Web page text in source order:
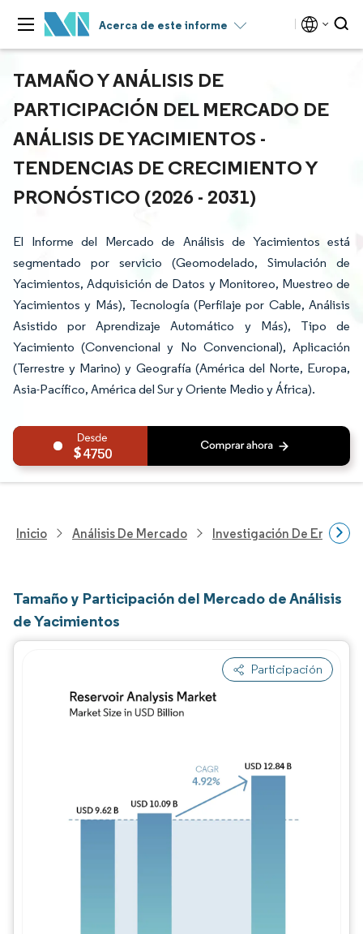
Acerca de este informe
TAMAÑO Y ANÁLISIS DE
PARTICIPACIÓN DEL MERCADO DE
ANÁLISIS DE YACIMIENTOS -
TENDENCIAS DE CRECIMIENTO Y
PRONÓSTICO (2026 - 2031)
El Informe del Mercado de Análisis de Yacimientos está
segmentado por servicio (Geomodelado, Simulación de
Yacimientos, Adquisición de Datos y Monitoreo, Muestreo de
Yacimientos y Más), Tecnología (Perfilaje por Cable, Análisis
Asistido por Aprendizaje Automático y Más), Tipo de
Yacimiento (Convencional y No Convencional), Aplicación
(Terrestre y Marino) y Geografía (América del Norte, Europa,
Asia-Pacífico, América del Sur y Oriente Medio y África).
4750
Inicio Análisis De Mercado Investigación De Energía
Tamaño y Participación del Mercado de Análisis
de Yacimientos
Participación